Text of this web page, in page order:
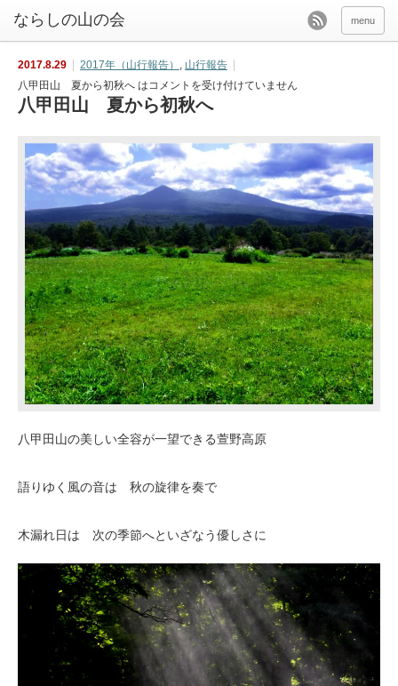
menu
2017.8.29 2017年（山行報告） , 山行報告
八甲田山 夏から初秋へ はコメントを受け付けていません
八甲田山 夏から初秋へ
八甲田山の美しい全容が一望できる萱野高原
語りゆく風の音は 秋の旋律を奏で
木漏れ日は 次の季節へといざなう優しさに